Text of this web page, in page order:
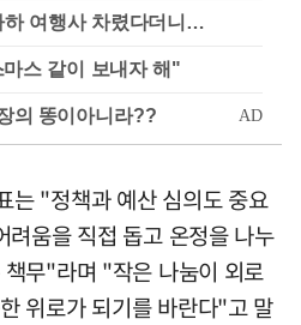
하 여행사 차렸다더니…
스 같이 보내자 해"
는 "정책과 예산 심의도 중요
려움을 직접 돕고 온정을 나누
무"라며 "작은 나눔이 외로
위로가 되기를 바란다"고 말